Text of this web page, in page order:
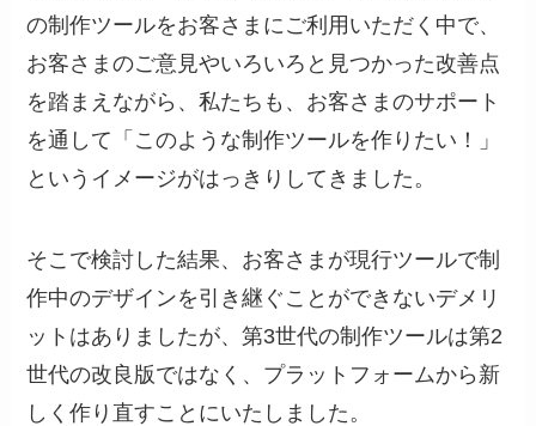
の制作ツールをお客さまにご利用いただく中で、
お客さまのご意見やいろいろと見つかった改善点
を踏まえながら、私たちも、お客さまのサポート
を通して「このような制作ツールを作りたい！」
というイメージがはっきりしてきました。
そこで検討した結果、お客さまが現行ツールで制
作中のデザインを引き継ぐことができないデメリ
ットはありましたが、第3世代の制作ツールは第2
世代の改良版ではなく、プラットフォームから新
しく作り直すことにいたしました。